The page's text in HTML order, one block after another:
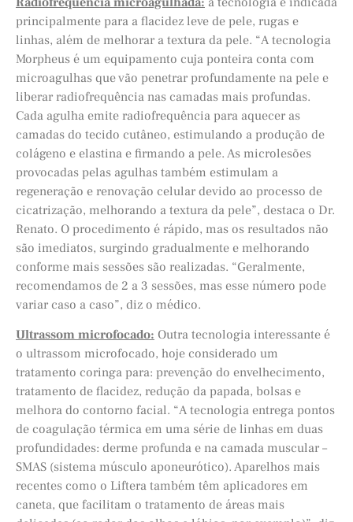
principalmente para a flacidez leve de pele, rugas e
linhas, além de melhorar a textura da pele. “A tecnologia
Morpheus é um equipamento cuja ponteira conta com
microagulhas que vão penetrar profundamente na pele e
liberar radiofrequência nas camadas mais profundas.
Cada agulha emite radiofrequência para aquecer as
camadas do tecido cutâneo, estimulando a produção de
colágeno e elastina e firmando a pele. As microlesões
provocadas pelas agulhas também estimulam a
regeneração e renovação celular devido ao processo de
cicatrização, melhorando a textura da pele”, destaca o Dr.
Renato. O procedimento é rápido, mas os resultados não
são imediatos, surgindo gradualmente e melhorando
conforme mais sessões são realizadas. “Geralmente,
recomendamos de 2 a 3 sessões, mas esse número pode
variar caso a caso”, diz o médico.
Ultrassom microfocado: Outra tecnologia interessante é
o ultrassom microfocado, hoje considerado um
tratamento coringa para: prevenção do envelhecimento,
tratamento de flacidez, redução da papada, bolsas e
melhora do contorno facial. “A tecnologia entrega pontos
de coagulação térmica em uma série de linhas em duas
profundidades: derme profunda e na camada muscular –
SMAS (sistema músculo aponeurótico). Aparelhos mais
recentes como o Liftera também têm aplicadores em
caneta, que facilitam o tratamento de áreas mais